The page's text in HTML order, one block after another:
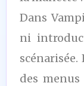
Dans
ni
des menus